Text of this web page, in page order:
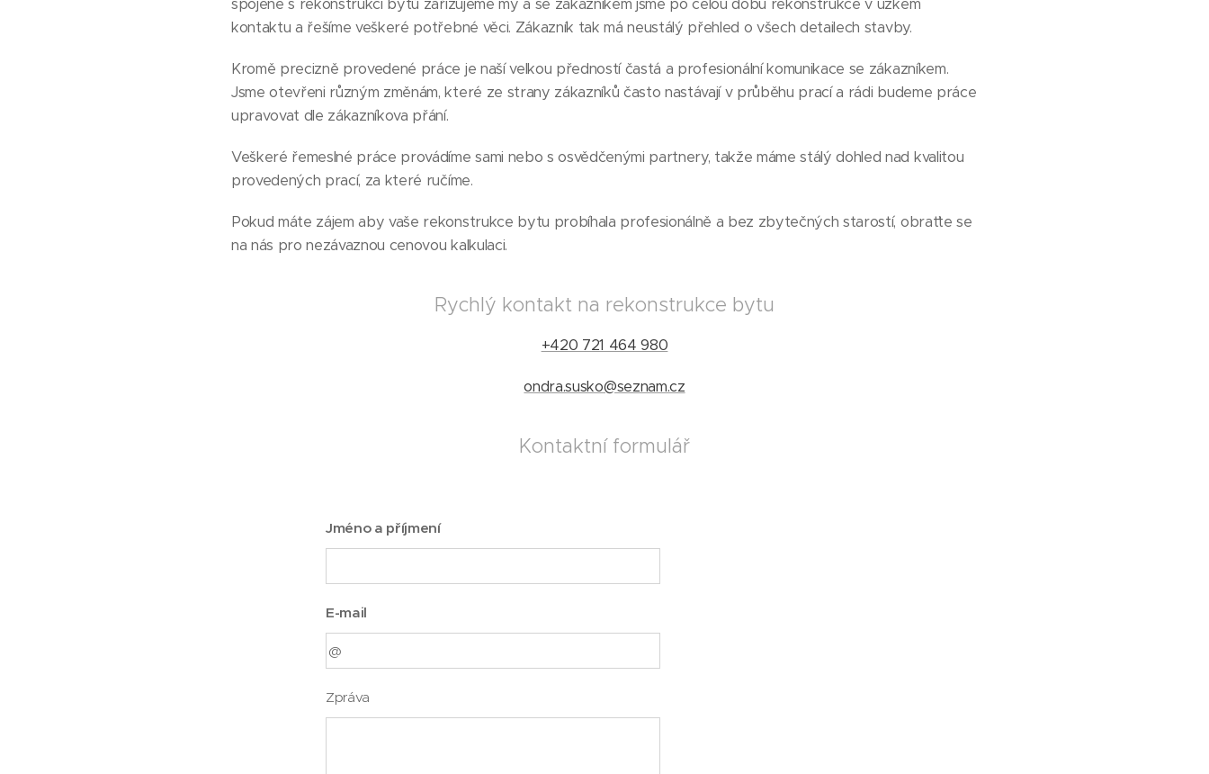
spojené s rekonstrukcí bytů zařizujeme my a se zákazníkem jsme po celou dobu rekonstrukce v úzkém
kontaktu a řešíme veškeré potřebné věci. Zákazník tak má neustálý přehled o všech detailech stavby.
Kromě precizně provedené práce je naší velkou předností častá a profesionální komunikace se zákazníkem.
Jsme otevřeni různým změnám, které ze strany zákazníků často nastávají v průběhu prací a rádi budeme práce
upravovat dle zákazníkova přání.
Veškeré řemeslné práce provádíme sami nebo s osvědčenými partnery, takže máme stálý dohled nad kvalitou
provedených prací, za které ručíme.
Pokud máte zájem aby vaše rekonstrukce bytu probíhala profesionálně a bez zbytečných starostí, obraťte se
na nás pro nezávaznou cenovou kalkulaci.
Rychlý kontakt na rekonstrukce bytu
+420 721 464 980
ondra.susko@seznam.cz
Kontaktní formulář
Jméno a příjmení
E-mail
Zpráva